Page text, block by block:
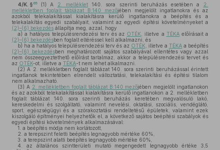
4/K. § 65 (1) A 2. melléklet 140. sora szerinti beruházás esetében a 2.
mellékletben foglalt táblázat B:140 mezőjében megjelölt ingatlanokra és az
azokból telekalakítással kialakításra kerülő ingatlanokra a beépítés és a
telekalakítás egyedi szabályait, valamint az egyedi építési követelményeket a
(2)–(6) bekezdés állapítja meg, azzal, hogy
a) a hatályos településrendezési terv és az OTÉK , illetve a TÉKA előírásait a
(2)–(6) bekezdésben foglalt eltéréssel kell alkalmazni, és
b) ha a hatályos településrendezési terv és az OTÉK , illetve a TÉKA a beépítés
(2)–(6) bekezdésben meghatározott sajátos szabályával ellentétes vagy azzal
nem összeegyeztethető előírást tartalmaz, akkor a településrendezési tervet és
az OTÉK-ot, illetve a TÉKA-t nem lehet alkalmazni.
(2) A 2. mellékletben foglalt táblázat 140. sora szerinti beruházással érintett
ingatlanok tekintetében elrendelt változtatási, telekalakítási és építési tilalom
nem alkalmazható.
(3) A 2. mellékletben foglalt táblázat B:140 mezőjében megjelölt ingatlanokon
és az azokból telekalakítással kialakításra kerülő ingatlanokon a 2. mellékletben
foglalt táblázat 140. sora szerinti beruházás keretében megvalósuló lakó,
kereskedelmi és szolgáltató, valamint nevelési, oktatási, szociális, vendéglátó,
sport, egészségügyi és a szórakoztatási rendeltetésű épületek, valamint ezek
kiszolgáló építményei helyezhetők el, a következő sajátos beépítési szabályok és
egyedi építési követelmények alkalmazásával:
1. a beépítés módja nem korlátozott,
2. a terepszint feletti beépítés legnagyobb mértéke 60%,
3. a terepszint alatti beépítés legnagyobb mértéke 60%,
4.
az általános szintterületi mutató megengedett legnagyobb értéke 3,5